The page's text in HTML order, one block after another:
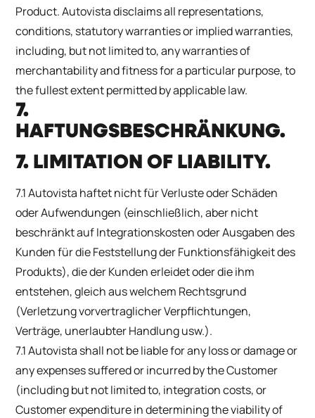
Product. Autovista disclaims all representations,
conditions, statutory warranties or implied warranties,
including, but not limited to, any warranties of
merchantability and fitness for a particular purpose, to
the fullest extent permitted by applicable law.
7.
HAFTUNGSBESCHRÄNKUNG.
7. LIMITATION OF LIABILITY.
7.1 Autovista haftet nicht für Verluste oder Schäden
oder Aufwendungen (einschließlich, aber nicht
beschränkt auf Integrationskosten oder Ausgaben des
Kunden für die Feststellung der Funktionsfähigkeit des
Produkts), die der Kunden erleidet oder die ihm
entstehen, gleich aus welchem Rechtsgrund
(Verletzung vorvertraglicher Verpflichtungen,
Verträge, unerlaubter Handlung usw.).
7.1 Autovista shall not be liable for any loss or damage or
any expenses suffered or incurred by the Customer
(including but not limited to, integration costs, or
Customer expenditure in determining the viability of